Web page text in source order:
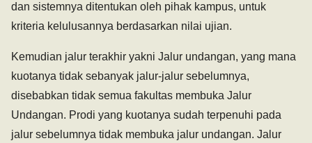
dan sistemnya ditentukan oleh pihak kampus, untuk
kriteria kelulusannya berdasarkan nilai ujian.
Kemudian jalur terakhir yakni Jalur undangan, yang mana
kuotanya tidak sebanyak jalur-jalur sebelumnya,
disebabkan tidak semua fakultas membuka Jalur
Undangan. Prodi yang kuotanya sudah terpenuhi pada
jalur sebelumnya tidak membuka jalur undangan. Jalur